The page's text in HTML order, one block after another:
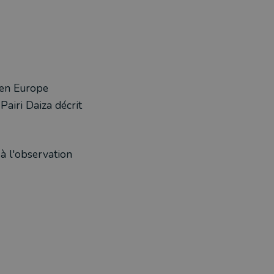
Europe
Daiza décrit
l'observation